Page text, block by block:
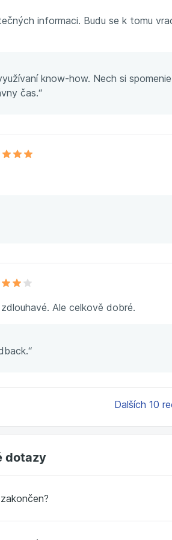
informaci. Budu se k tomu
know-how. Nech si
čas.“
Ale celkově dobré.
Dalších 10
dotazy